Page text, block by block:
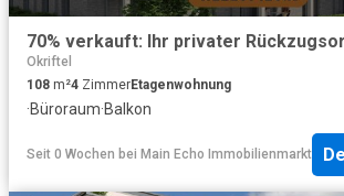
Okriftel
108 m²4 ZimmerEtagenwohnung
·Büroraum·Balkon
Seit 0 Wochen bei Main Echo Immobilienmarkt